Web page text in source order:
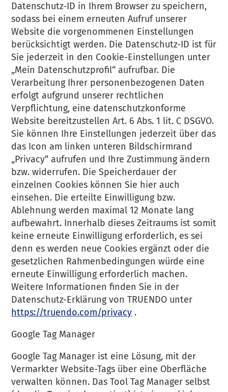
Datenschutz-ID in Ihrem Browser zu speichern,
sodass bei einem erneuten Aufruf unserer
Website die vorgenommenen Einstellungen
berücksichtigt werden. Die Datenschutz-ID ist für
Sie jederzeit in den Cookie-Einstellungen unter
„Mein Datenschutzprofil“ aufrufbar. Die
Verarbeitung Ihrer personenbezogenen Daten
erfolgt aufgrund unserer rechtlichen
Verpflichtung, eine datenschutzkonforme
Website bereitzustellen Art. 6 Abs. 1 lit. C DSGVO.
Sie können Ihre Einstellungen jederzeit über das
das Icon am linken unteren Bildschirmrand
„Privacy“ aufrufen und Ihre Zustimmung ändern
bzw. widerrufen. Die Speicherdauer der
einzelnen Cookies können Sie hier auch
einsehen. Die erteilte Einwilligung bzw.
Ablehnung werden maximal 12 Monate lang
aufbewahrt. Innerhalb dieses Zeitraums ist somit
keine erneute Einwilligung erforderlich, es sei
denn es werden neue Cookies ergänzt oder die
gesetzlichen Rahmenbedingungen würde eine
erneute Einwilligung erforderlich machen.
Weitere Informationen finden Sie in der
Datenschutz-Erklärung von TRUENDO unter
https://truendo.com/privacy .
Google Tag Manager
Google Tag Manager ist eine Lösung, mit der
Vermarkter Website-Tags über eine Oberfläche
verwalten können. Das Tool Tag Manager selbst